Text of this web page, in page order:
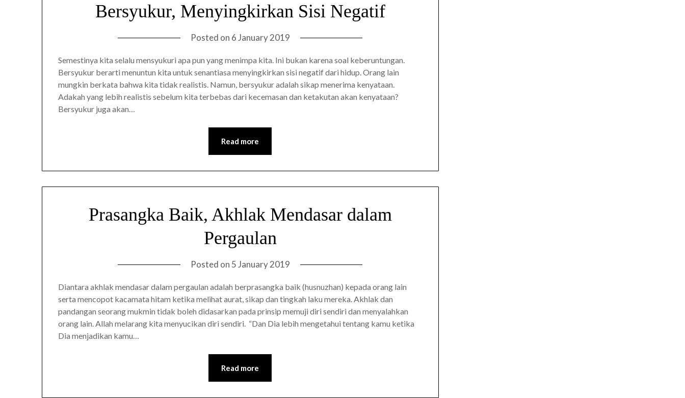
Bersyukur, Menyingkirkan Sisi Negatif
Posted on 6 January 2019
Semestinya kita selalu mensyukuri apa pun yang menimpa kita. Ini bukan karena soal keberuntungan.
Bersyukur berarti menuntun kita untuk senantiasa menyingkirkan sisi negatif dari hidup. Orang lain
mungkin berkata bahwa kita tidak realistis. Namun, bersyukur adalah sikap menerima kenyataan.
Adakah yang lebih realistis sebelum kita terbebas dari kecemasan dan ketakutan akan kenyataan?
Bersyukur juga akan…
Read more
Prasangka Baik, Akhlak Mendasar dalam
Pergaulan
Posted on 5 January 2019
Diantara akhlak mendasar dalam pergaulan adalah berprasangka baik (husnuzhan) kepada orang lain
serta mencopot kacamata hitam ketika melihat aurat, sikap dan tingkah laku mereka. Akhlak dan
pandangan seorang mukmin tidak boleh didasarkan pada prinsip memuji diri sendiri dan menyalahkan
orang lain. Allah melarang kita menyucikan diri sendiri. “Dan Dia lebih mengetahui tentang kamu ketika
Dia menjadikan kamu…
Read more